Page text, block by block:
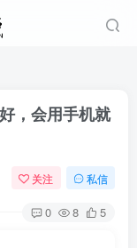
，会用手机就
关注 私信
0 8 5